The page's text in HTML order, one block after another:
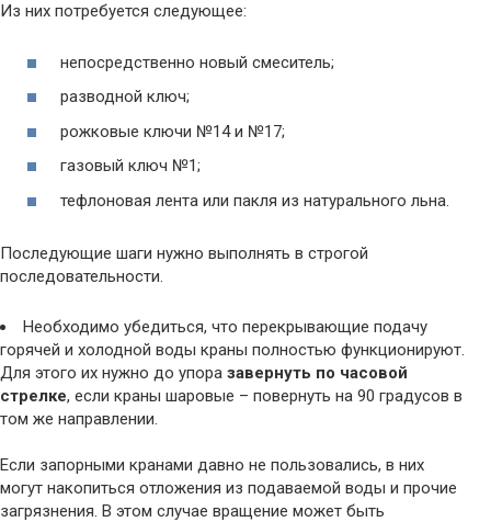
Из них потребуется следующее:
непосредственно новый смеситель;
разводной ключ;
рожковые ключи №14 и №17;
газовый ключ №1;
тефлоновая лента или пакля из натурального льна.
Последующие шаги нужно выполнять в строгой
последовательности.
Необходимо убедиться, что перекрывающие подачу
горячей и холодной воды краны полностью функционируют.
Для этого их нужно до упора завернуть по часовой
стрелке, если краны шаровые – повернуть на 90 градусов в
том же направлении.
Если запорными кранами давно не пользовались, в них
могут накопиться отложения из подаваемой воды и прочие
загрязнения. В этом случае вращение может быть